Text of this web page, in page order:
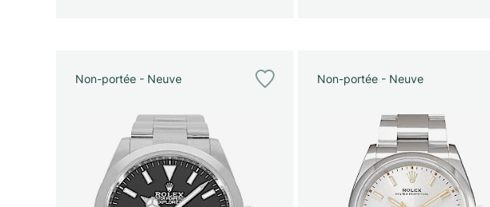
Non-portée - Neuve Non-portée - Neuve